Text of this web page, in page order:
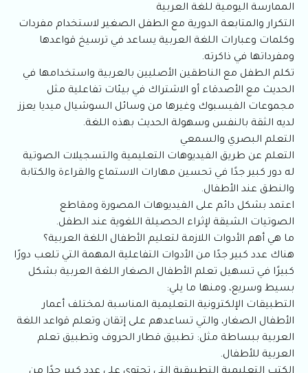
الممارسة اليومية للغة العربية
التكرار والمتابعة الدورية مع الطفل الصغير لاستخدام مفردات
وكلمات وعبارات اللغة العربية يساعد في ترسيخ قواعدها
ومفرداتها في ذاكرته.
تكلم الطفل مع الناطقين الأصليين بالعربية واستخدامها في
الحديث مع الأصدقاء أو الاشتراك في بيئات تفاعلية مثل
مجموعات الفيسبوك وغيرها من وسائل السوشيال ميديا يعزز
لديه الثقة بالنفس وسهولة الحديث بهذه اللغة.
التعلم البصري والسمعي
التعلم عن طريق الفيديوهات التعليمية والتسجيلات الصوتية
له دور كبير جدًا في تحسين مهارات الاستماع والقراءة والكتابة
والنطق عند الأطفال.
اعتمد بشكل دائم على الفيديوهات المصورة ومقاطع
الصوتيات الشيقة لإثراء الحصيلة اللغوية عند الطفل.
ما هي أهم الأدوات اللازمة لتعليم الأطفال اللغة العربية؟
هناك عدد كبير جدًا من الأدوات التفاعلية المهمة التي تلعب دورًا
كبيرًا في تسهيل تعلم الأطفال الصغار اللغة العربية بشكل
بسيط وسريع، ومنها ما يلي:
التطبيقات الإلكترونية التعليمية المناسبة لمختلف أعمار
الأطفال الصغار، والتي تساعدهم على إتقان وتعلم قواعد اللغة
العربية ببساطة مثل: تطبيق قطار الحروف وتطبيق تعلم
العربية للأطفال.